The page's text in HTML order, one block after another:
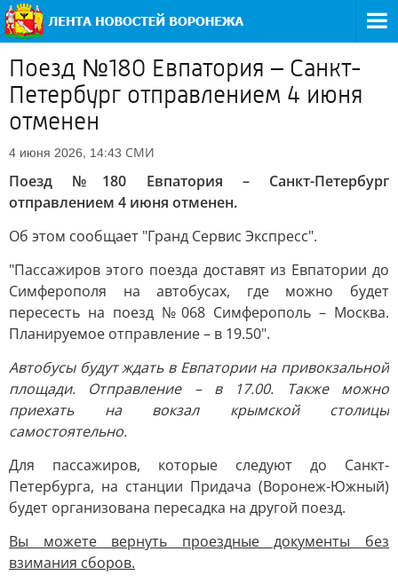
Поезд №180 Евпатория – Санкт-
Петербург отправлением 4 июня
отменен
4 июня 2026, 14:43 СМИ
Поезд №180 Евпатория – Санкт-Петербург
отправлением 4 июня отменен.
Об этом сообщает "Гранд Сервис Экспресс".
"Пассажиров этого поезда доставят из Евпатории до
Симферополя на автобусах, где можно будет
пересесть на поезд №068 Симферополь – Москва.
Планируемое отправление – в 19.50".
Автобусы будут ждать в Евпатории на привокзальной
площади. Отправление – в 17.00. Также можно
приехать на вокзал крымской столицы
самостоятельно.
Для пассажиров, которые следуют до Санкт-
Петербурга, на станции Придача (Воронеж-Южный)
будет организована пересадка на другой поезд.
Вы можете вернуть проездные документы без
взимания сборов.